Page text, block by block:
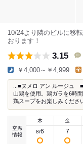
10/24より隣のビルに移
おります！
3.15
￥4,000～￥4,999
...■ヌメロ アン ルージュ
山鶏を使用。鶏ガラを6時
鶏スープをお楽しみくださ
空席
情報
木
8/6
金
7